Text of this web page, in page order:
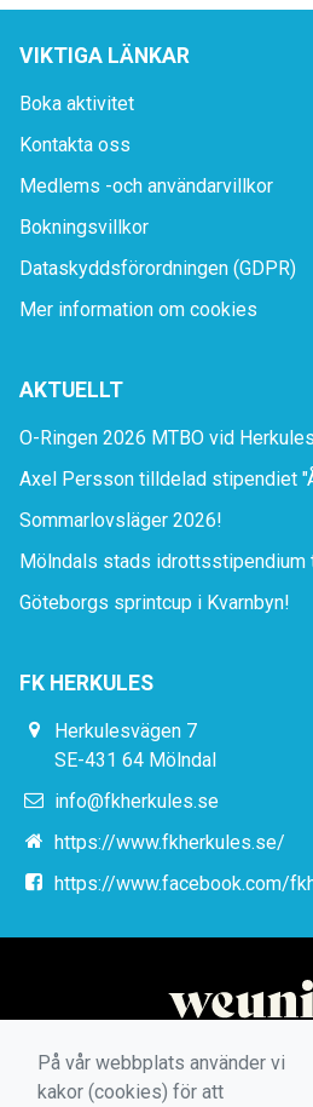
VIKTIGA LÄNKAR
Boka aktivitet
Kontakta oss
Medlems -och användarvillkor
Bokningsvillkor
Dataskyddsförordningen (GDPR)
Mer information om cookies
AKTUELLT
O-Ringen 2026 MTBO vid
Axel Persson tilldelad stipendiet
Sommarlovsläger 2026!
Mölndals stads idrottsstipendium
Göteborgs sprintcup i Kvarnbyn!
FK HERKULES
Herkulesvägen 7
SE-431 64 Mölndal
info@fkherkules.se
https://www.fkherkules.se/
https://www.facebook.com/
På vår webbplats använder vi
kakor (cookies) för att